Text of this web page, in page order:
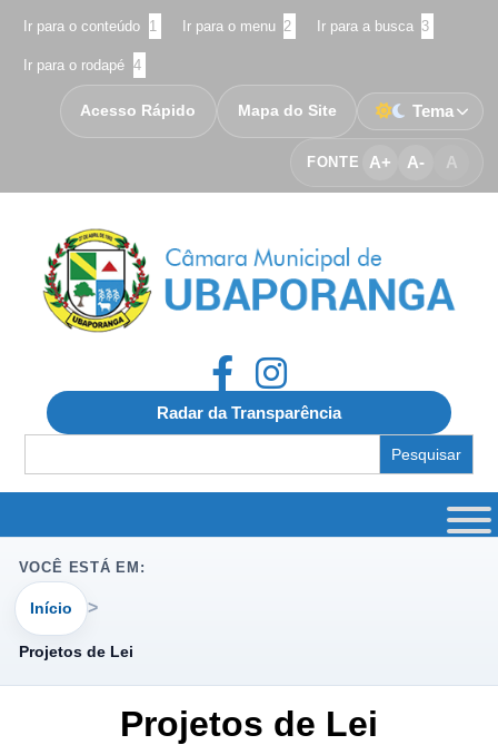
Ir para o conteúdo 1 Ir para o menu 2 Ir para a busca 3
Ir para o rodapé 4
FONTE A+ A- A
Acesso Rápido Mapa do Site Tema
Radar da Transparência
for:
VOCÊ ESTÁ EM:
Início
Projetos de Lei
Projetos de Lei